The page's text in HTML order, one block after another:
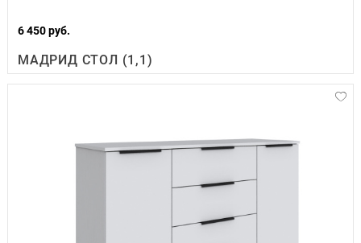
6 450 руб.
МАДРИД СТОЛ (1,1)